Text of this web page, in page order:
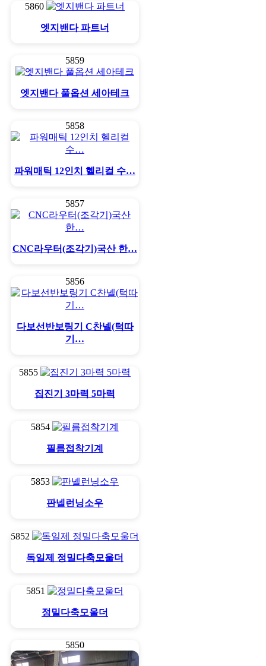
5860
엣지밴다 파트너
5859
엣지밴다 풀옵션 세아테크
5858
파워매틱 12인치 헬리컬 수…
5857
CNC라우터(조각기)국산 한…
5856
다보선반보링기 C찬넬(턱따
기…
5855
집진기 3마력 5마력
5854
필름접착기계
5853
판넬런닝소우
5852
독일제 정밀다축모울더
5851
정밀다축모울더
5850